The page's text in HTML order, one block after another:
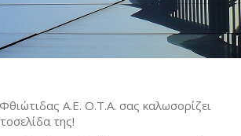
Α.Ε. Ο.Τ.Α. σας καλωσορίζει
της!